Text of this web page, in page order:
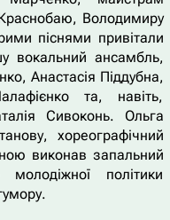
Володимиру
піснями привітали
вокальний ансамбль,
Анастасія Піддубна,
та, навіть,
Сивоконь. Ольга
хореографічний
виконав запальний
політики